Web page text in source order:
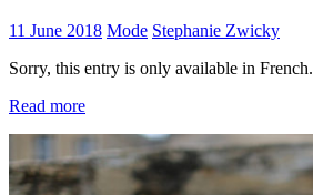
11 June 2018 Mode Stephanie Zwicky
Sorry, this entry is only available in French.
Read more